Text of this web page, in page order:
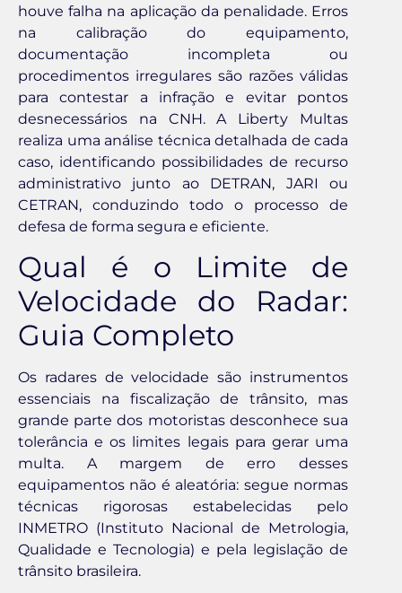
houve falha na aplicação da penalidade. Erros
na calibração do equipamento,
documentação incompleta ou
procedimentos irregulares são razões válidas
para contestar a infração e evitar pontos
desnecessários na CNH. A Liberty Multas
realiza uma análise técnica detalhada de cada
caso, identificando possibilidades de recurso
administrativo junto ao DETRAN, JARI ou
CETRAN, conduzindo todo o processo de
defesa de forma segura e eficiente.
Qual é o Limite de
Velocidade do Radar:
Guia Completo
Os radares de velocidade são instrumentos
essenciais na fiscalização de trânsito, mas
grande parte dos motoristas desconhece sua
tolerância e os limites legais para gerar uma
multa. A margem de erro desses
equipamentos não é aleatória: segue normas
técnicas rigorosas estabelecidas pelo
INMETRO (Instituto Nacional de Metrologia,
Qualidade e Tecnologia) e pela legislação de
trânsito brasileira.